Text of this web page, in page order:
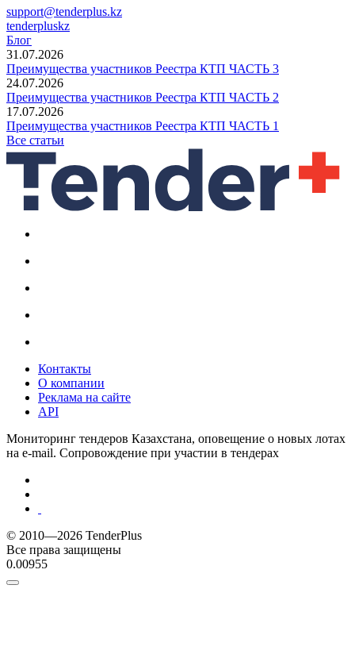
support@tenderplus.kz
tenderpluskz
Блог
31.07.2026
Преимущества участников Реестра КТП ЧАСТЬ 3
24.07.2026
Преимущества участников Реестра КТП ЧАСТЬ 2
17.07.2026
Преимущества участников Реестра КТП ЧАСТЬ 1
Все статьи
Контакты
О компании
Реклама на сайте
API
Мониторинг тендеров Казахстана, оповещение о новых лотах
на e-mail. Сопровождение при участии в тендерах
© 2010—2026 TenderPlus
Все права защищены
0.00955